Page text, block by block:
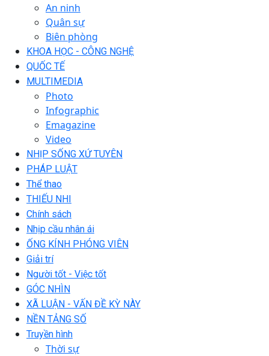
An ninh
Quân sự
Biên phòng
KHOA HỌC - CÔNG NGHỆ
QUỐC TẾ
MULTIMEDIA
Photo
Infographic
Emagazine
Video
NHỊP SỐNG XỨ TUYÊN
PHÁP LUẬT
Thể thao
THIẾU NHI
Chính sách
Nhịp cầu nhân ái
ỐNG KÍNH PHÓNG VIÊN
Giải trí
Người tốt - Việc tốt
GÓC NHÌN
XÃ LUẬN - VẤN ĐỀ KỲ NÀY
NỀN TẢNG SỐ
Truyền hình
Thời sự